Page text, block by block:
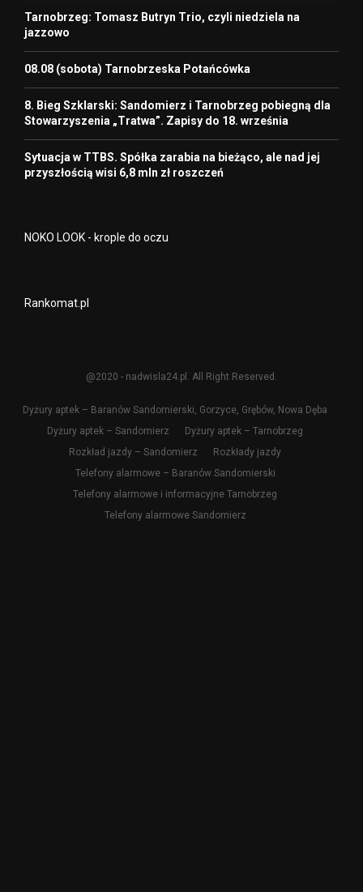
Tarnobrzeg: Tomasz Butryn Trio, czyli niedziela na
jazzowo
08.08 (sobota) Tarnobrzeska Potańcówka
8. Bieg Szklarski: Sandomierz i Tarnobrzeg pobiegną dla
Stowarzyszenia „Tratwa”. Zapisy do 18. września
Sytuacja w TTBS. Spółka zarabia na bieżąco, ale nad jej
przyszłością wisi 6,8 mln zł roszczeń
NOKO LOOK - krople do oczu
Rankomat.pl
@2020 - nadwisla24.pl. All Right Reserved.
Dyżury aptek – Baranów Sandomierski, Gorzyce, Grębów, Nowa Dęba
Dyżury aptek – Sandomierz
Dyżury aptek – Tarnobrzeg
Rozkład jazdy – Sandomierz
Rozkłady jazdy
Telefony alarmowe – Baranów Sandomierski
Telefony alarmowe i informacyjne Tarnobrzeg
Telefony alarmowe Sandomierz